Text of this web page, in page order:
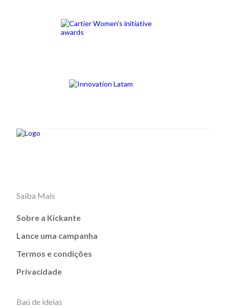
Saiba Mais
Sobre a Kickante
Lance uma campanha
Termos e condições
Privacidade
Baú de ideias